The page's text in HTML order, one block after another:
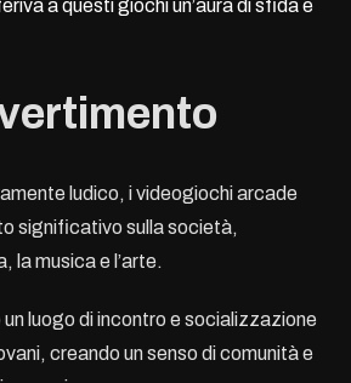
a questi giochi un’aura di sfida e
ludico, i videogiochi arcade
significativo sulla società,
la musica e l’arte.
luogo di incontro e socializzazione
creando un senso di comunità e